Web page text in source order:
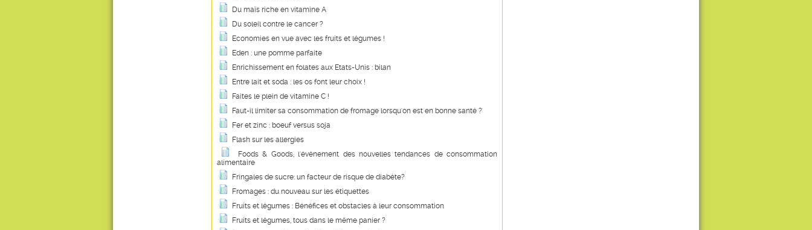
Du maïs riche en vitamine A
Du soleil contre le cancer ?
Economies en vue avec les fruits et légumes !
Eden : une pomme parfaite
Enrichissement en folates aux Etats-Unis : bilan
Entre lait et soda : les os font leur choix !
Faites le plein de vitamine C !
Faut-il limiter sa consommation de fromage lorsqu'on est en bonne santé ?
Fer et zinc : boeuf versus soja
Flash sur les allergies
Foods & Goods, l'événement des nouvelles tendances de consommation
alimentaire
Fringales de sucre: un facteur de risque de diabète?
Fromages : du nouveau sur les étiquettes
Fruits et légumes : Bénéfices et obstacles à leur consommation
Fruits et légumes, tous dans le même panier ?